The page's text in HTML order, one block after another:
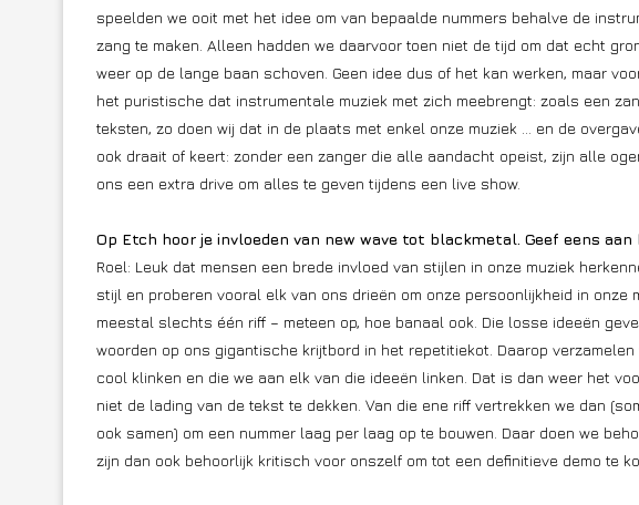
speelden we ooit met het idee om van bepaalde nummers behalve de
zang te maken. Alleen hadden we daarvoor toen niet de tijd om dat echt
weer op de lange baan schoven. Geen idee dus of het kan werken, maar
het puristische dat instrumentale muziek met zich meebrengt: zoals een
teksten, zo doen wij dat in de plaats met enkel onze muziek … en de
ook draait of keert: zonder een zanger die alle aandacht opeist, zijn alle
ons een extra drive om alles te geven tijdens een live show.
Op Etch hoor je invloeden van new wave tot blackmetal. Geef eens
Roel: Leuk dat mensen een brede invloed van stijlen in onze muziek
stijl en proberen vooral elk van ons drieën om onze persoonlijkheid in onze
meestal slechts één riff – meteen op, hoe banaal ook. Die losse ideeën
woorden op ons gigantische krijtbord in het repetitiekot. Daarop
cool klinken en die we aan elk van die ideeën linken. Dat is dan weer het
niet de lading van de tekst te dekken. Van die ene riff vertrekken we dan
ook samen) om een nummer laag per laag op te bouwen. Daar doen we
zijn dan ook behoorlijk kritisch voor onszelf om tot een definitieve demo te